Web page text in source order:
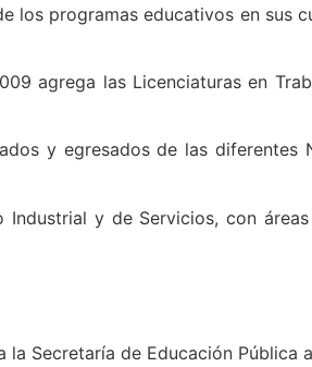
los programas educativos en sus
agrega las Licenciaturas en
y egresados de las diferentes
y de Servicios, con
Secretaría de Educación Pública